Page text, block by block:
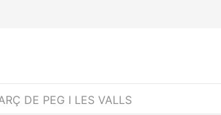
DE PEG I LES VALLS